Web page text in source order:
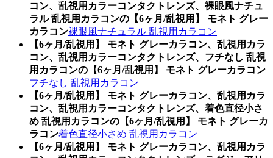
コン、乱視用カラーコンタクトレンズ、裸眼風ナチュ
ラル 乱視用カラコンの【6ヶ月/乱視用】 モネト グレー
カラコン裸眼風ナチュラル 乱視用カラコン
【6ヶ月/乱視用】 モネト グレーカラコン、乱視用カラ
コン、乱視用カラーコンタクトレンズ、フチなし 乱視
用カラコンの【6ヶ月/乱視用】 モネト グレーカラコン
フチなし 乱視用カラコン
【6ヶ月/乱視用】 モネト グレーカラコン、乱視用カラ
コン、乱視用カラーコンタクトレンズ、着色直径小さ
め 乱視用カラコンの【6ヶ月/乱視用】 モネト グレーカ
ラコン着色直径小さめ 乱視用カラコン
【6ヶ月/乱視用】 モネト グレーカラコン、乱視用カラ